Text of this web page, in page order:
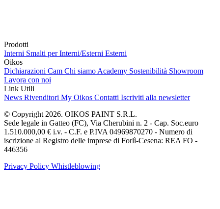
Prodotti
Interni Smalti per Interni/Esterni Esterni
Oikos
Dichiarazioni Cam Chi siamo Academy Sostenibilità Showroom
Lavora con noi
Link Utili
News Rivenditori My Oikos Contatti Iscriviti alla newsletter
© Copyright 2026. OIKOS PAINT S.R.L.
Sede legale in Gatteo (FC), Via Cherubini n. 2 - Cap. Soc.euro
1.510.000,00 € i.v. - C.F. e P.IVA 04969870270 - Numero di
iscrizione al Registro delle imprese di Forlì-Cesena: REA FO -
446356
Privacy Policy Whistleblowing